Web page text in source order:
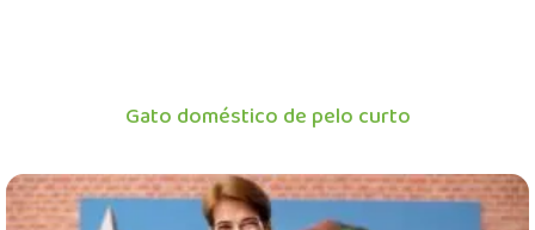
Gato doméstico de pelo curto